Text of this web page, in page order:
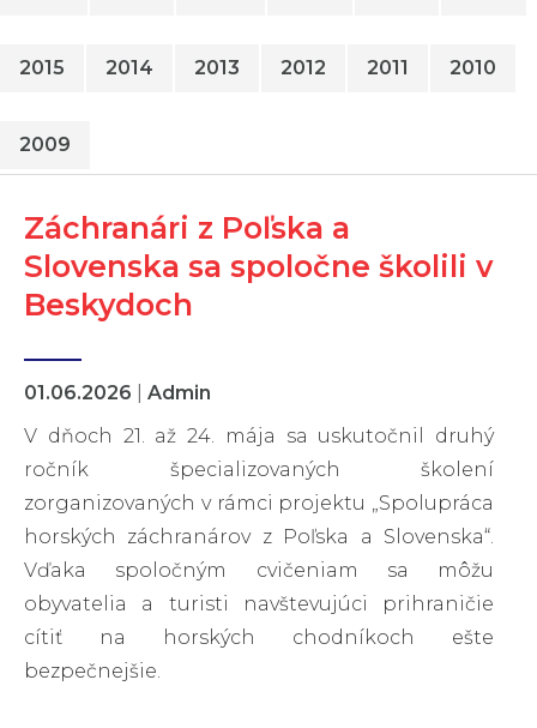
2015 2014 2013 2012 2011 2010
2009
Záchranári z Poľska a
Slovenska sa spoločne školili v
Beskydoch
01.06.2026
Admin
V dňoch 21. až 24. mája sa uskutočnil druhý
ročník špecializovaných školení
zorganizovaných v rámci projektu „Spolupráca
horských záchranárov z Poľska a Slovenska“.
Vďaka spoločným cvičeniam sa môžu
obyvatelia a turisti navštevujúci prihraničie
cítiť na horských chodníkoch ešte
bezpečnejšie.